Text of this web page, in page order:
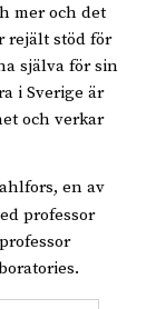
mer och det
rejält stöd för
själva för sin
i Sverige är
och verkar
en av
professor